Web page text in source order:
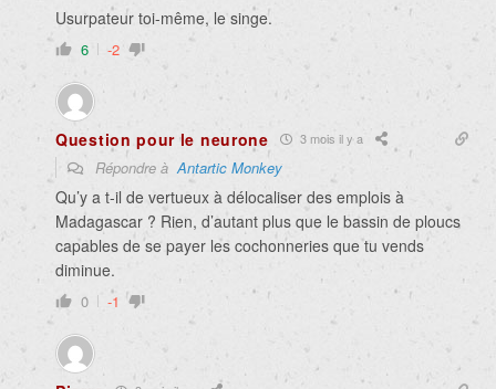
Usurpateur toi-même, le singe.
6 -2
Question pour le neurone 3 mois il y a
Répondre à Antartic Monkey
Qu’y a t-il de vertueux à délocaliser des emplois à
Madagascar ? Rien, d’autant plus que le bassin de ploucs
capables de se payer les cochonneries que tu vends
diminue.
0 -1